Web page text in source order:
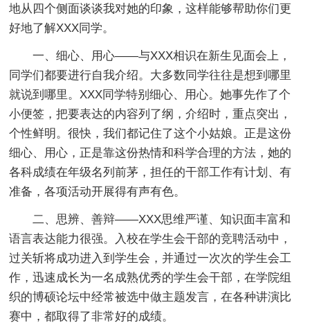
地从四个侧面谈谈我对她的印象，这样能够帮助你们更
好地了解XXX同学。
一、细心、用心——与XXX相识在新生见面会上，
同学们都要进行自我介绍。大多数同学往往是想到哪里
就说到哪里。XXX同学特别细心、用心。她事先作了个
小便签，把要表达的内容列了纲，介绍时，重点突出，
个性鲜明。很快，我们都记住了这个小姑娘。正是这份
细心、用心，正是靠这份热情和科学合理的方法，她的
各科成绩在年级名列前茅，担任的干部工作有计划、有
准备，各项活动开展得有声有色。
二、思辨、善辩——XXX思维严谨、知识面丰富和
语言表达能力很强。入校在学生会干部的竞聘活动中，
过关斩将成功进入到学生会，并通过一次次的学生会工
作，迅速成长为一名成熟优秀的学生会干部，在学院组
织的博硕论坛中经常被选中做主题发言，在各种讲演比
赛中，都取得了非常好的成绩。